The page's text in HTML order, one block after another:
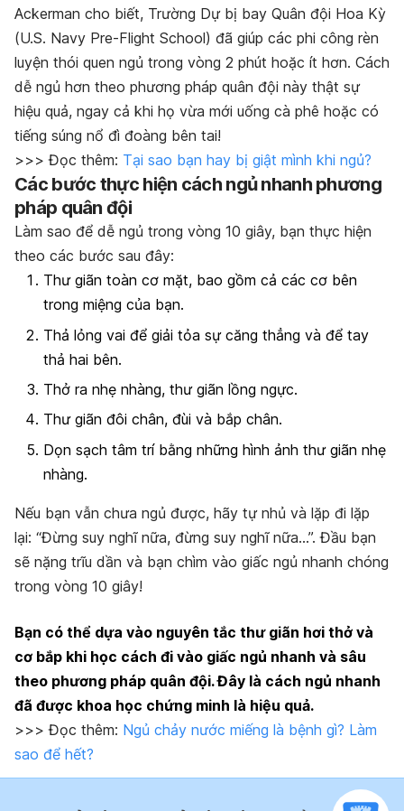
Ackerman cho biết, Trường Dự bị bay Quân đội Hoa Kỳ
(U.S. Navy Pre-Flight School) đã giúp các phi công rèn
luyện thói quen ngủ trong vòng 2 phút hoặc ít hơn. Cách
dễ ngủ hơn theo phương pháp quân đội này thật sự
hiệu quả, ngay cả khi họ vừa mới uống cà phê hoặc có
tiếng súng nổ đì đoàng bên tai!
>>> Đọc thêm: Tại sao bạn hay bị giật mình khi ngủ?
Các bước thực hiện cách ngủ nhanh phương
pháp quân đội
Làm sao để dễ ngủ trong vòng 10 giây, bạn thực hiện
theo các bước sau đây:
Thư giãn toàn cơ mặt, bao gồm cả các cơ bên
trong miệng của bạn.
Thả lỏng vai để giải tỏa sự căng thẳng và để tay
thả hai bên.
Thở ra nhẹ nhàng, thư giãn lồng ngực.
Thư giãn đôi chân, đùi và bắp chân.
Dọn sạch tâm trí bằng những hình ảnh thư giãn nhẹ
nhàng.
Nếu bạn vẫn chưa ngủ được, hãy tự nhủ và lặp đi lặp
lại: “Đừng suy nghĩ nữa, đừng suy nghĩ nữa…”. Đầu bạn
sẽ nặng trĩu dần và bạn chìm vào giấc ngủ nhanh chóng
trong vòng 10 giây!
Bạn có thể dựa vào nguyên tắc thư giãn hơi thở và
cơ bắp khi học cách đi vào giấc ngủ nhanh và sâu
theo phương pháp quân đội. Đây là cách ngủ nhanh
đã được khoa học chứng minh là hiệu quả.
>>> Đọc thêm: Ngủ chảy nước miếng là bệnh gì? Làm
sao để hết?